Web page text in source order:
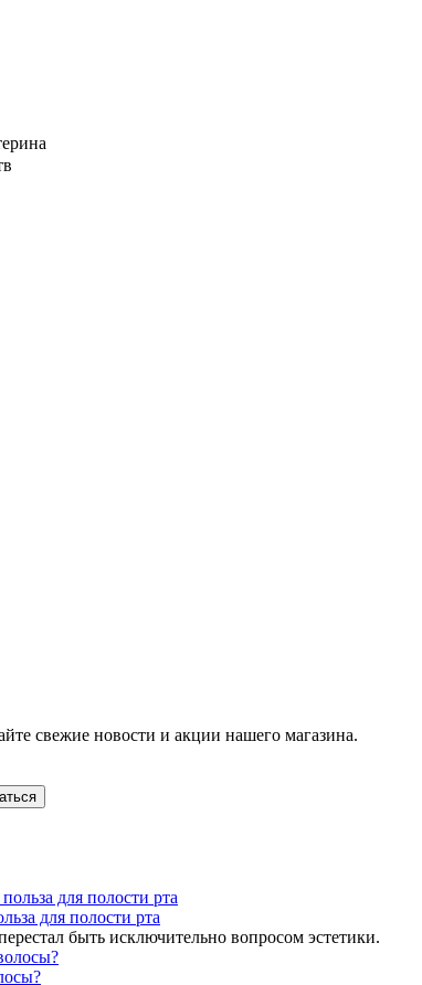
свежие новости и акции нашего магазина.
для полости рта
быть исключительно вопросом эстетики.